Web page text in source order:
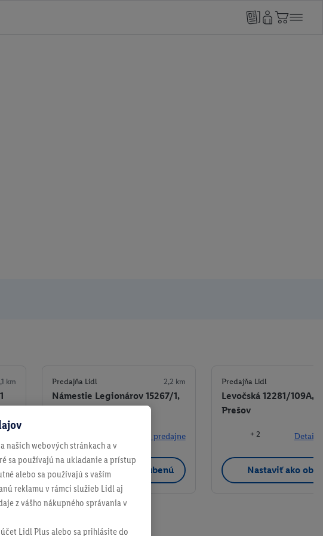
km Predajňa Lidl 2,2 km
Námestie Legionárov 15267/1,
Detaily predajne
Nastaviť ako obľúbenú
Predajňa Lidl
Levočská 12281/109A,
Prešov
+ 2 Detaily
Nastaviť ako
našich webových stránkach a v
sa používajú na ukladanie a prístup
alebo sa používajú s vaším
reklamu v rámci služieb Lidl aj
z vášho nákupného správania v
Lidl Plus alebo sa prihlásite do